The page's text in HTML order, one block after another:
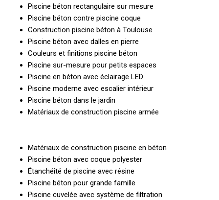
Piscine béton rectangulaire sur mesure
Piscine béton contre piscine coque
Construction piscine béton à Toulouse
Piscine béton avec dalles en pierre
Couleurs et finitions piscine béton
Piscine sur-mesure pour petits espaces
Piscine en béton avec éclairage LED
Piscine moderne avec escalier intérieur
Piscine béton dans le jardin
Matériaux de construction piscine armée
Matériaux de construction piscine en béton
Piscine béton avec coque polyester
Étanchéité de piscine avec résine
Piscine béton pour grande famille
Piscine cuvelée avec système de filtration